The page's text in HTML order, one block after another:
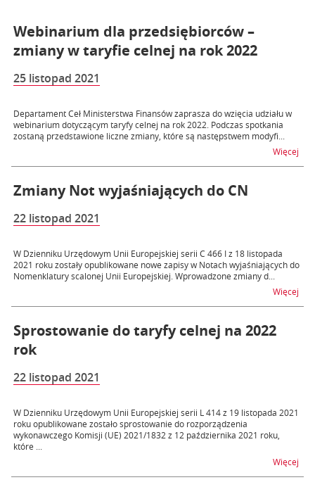
Webinarium dla przedsiębiorców –
zmiany w taryfie celnej na rok 2022
25 listopad 2021
Departament Ceł Ministerstwa Finansów zaprasza do wzięcia udziału w
webinarium dotyczącym taryfy celnej na rok 2022. Podczas spotkania
zostaną przedstawione liczne zmiany, które są następstwem modyfi...
Więcej
Zmiany Not wyjaśniających do CN
22 listopad 2021
W Dzienniku Urzędowym Unii Europejskiej serii C 466 I z 18 listopada
2021 roku zostały opublikowane nowe zapisy w Notach wyjaśniających do
Nomenklatury scalonej Unii Europejskiej. Wprowadzone zmiany d...
Więcej
Sprostowanie do taryfy celnej na 2022
rok
22 listopad 2021
W Dzienniku Urzędowym Unii Europejskiej serii L 414 z 19 listopada 2021
roku opublikowane zostało sprostowanie do rozporządzenia
wykonawczego Komisji (UE) 2021/1832 z 12 października 2021 roku,
które ...
Więcej